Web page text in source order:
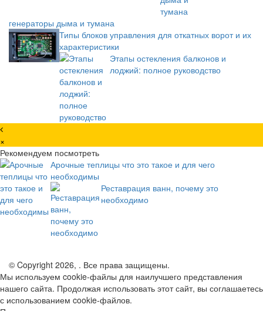
генераторы дыма и тумана
Типы блоков управления для откатных ворот и их
характеристики
Этапы остекления балконов и
лоджий: полное руководство
×
Рекомендуем посмотреть
Арочные теплицы что это такое и для чего
необходимы
Реставрация ванн, почему это
необходимо
© Copyright 2026, . Все права защищены.
Мы используем cookie-файлы для наилучшего представления
нашего сайта. Продолжая использовать этот сайт, вы соглашаетесь
с использованием cookie-файлов.